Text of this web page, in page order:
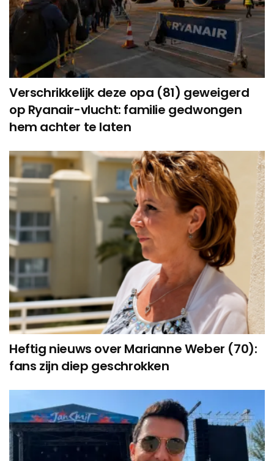
Verschrikkelijk deze opa (81) geweigerd
op Ryanair-vlucht: familie gedwongen
hem achter te laten
Heftig nieuws over Marianne Weber (70):
fans zijn diep geschrokken